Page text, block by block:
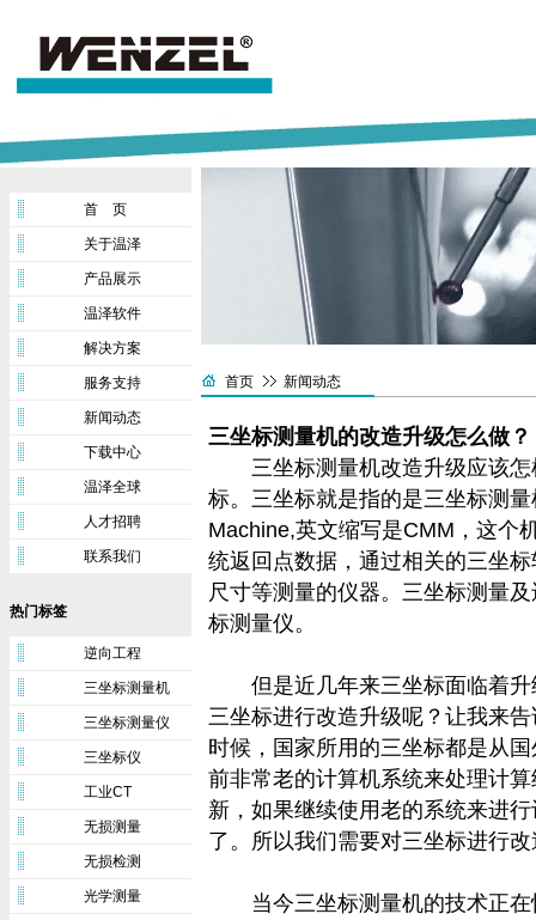
首 页
关于温泽
产品展示
温泽软件
解决方案
服务支持
新闻动态
下载中心
温泽全球
人才招聘
联系我们
热门标签
逆向工程
三坐标测量机
三坐标测量仪
三坐标仪
工业CT
无损测量
无损检测
光学测量
首页 新闻动态
三坐标测量机的改造升级怎么做？
三坐标测量机改造升级应该怎
标。三坐标就是指的是三坐标测
Machine,英文缩写是CMM，这个
统返回点数据，通过相关的三坐
尺寸等测量的仪器。三坐标测量
标测量仪。
但是近几年来三坐标面临着
三坐标进行改造升级呢？让我来
时候，国家所用的三坐标都是从
前非常老的计算机系统来处理计
新，如果继续使用老的系统来进
了。所以我们需要对三坐标进行
当今三坐标测量机的技术正在